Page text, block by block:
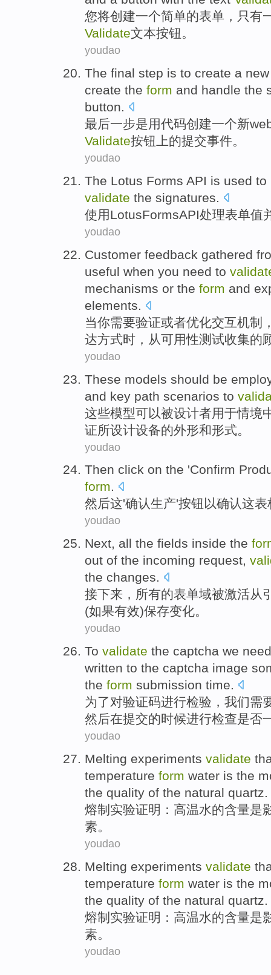
您将创建一个简单的表单 ，只有
Validate文本按钮。
youdao
The final step is to create a new
create the form and handle the
button.
最后一步是用代码创建一个新
Validate按钮 上的提交事件。
youdao
The Lotus Forms API is used to
validate the signatures.
使用LotusFormsAPI处理表单值
youdao
Customer feedback gathered
useful when you need to
mechanisms or the form and
elements.
当你需要验证或者优化交互机制
达方式时， 从可用性测试收集的
youdao
These models should be
and key path scenarios to
这些模型可以被设计者用于情境
证所设计设备的外形和形式。
youdao
Then click on the 'Confirm
form.
然后这'确认生产'按钮 以确认这表
youdao
Next, all the fields inside the
out of the incoming request,
the changes.
接下来 ， 所有的表单域被激活从
(如果有效)保存变化。
youdao
To validate the captcha we need
written to the captcha image
the form submission time.
为了对验证码进行检验， 我们需
然后在提交的时候进行检查是否
youdao
Melting experiments validate
temperature form water is the
the quality of the natural quartz.
熔制 实验证明 ： 高温水的含量是
素。
youdao
Melting experiments validate
temperature form water is the
the quality of the natural quartz
熔制实验证明 ： 高温水的含量是
素 。
youdao